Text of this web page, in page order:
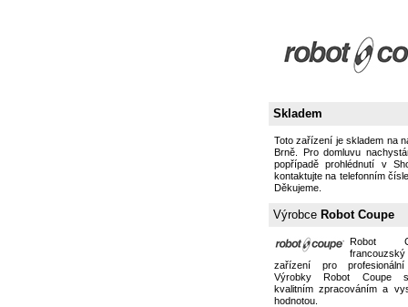
Skladem
Toto zařízení je skladem na
Brně. Pro domluvu
popřípadě prohlédnutí v
kontaktujte na telefonním
Děkujeme.
Výrobce Robot Coupe
Robot
zařízení pro profesionální
Výrobky Robot Coupe
kvalitním zpracováním a
hodnotou.